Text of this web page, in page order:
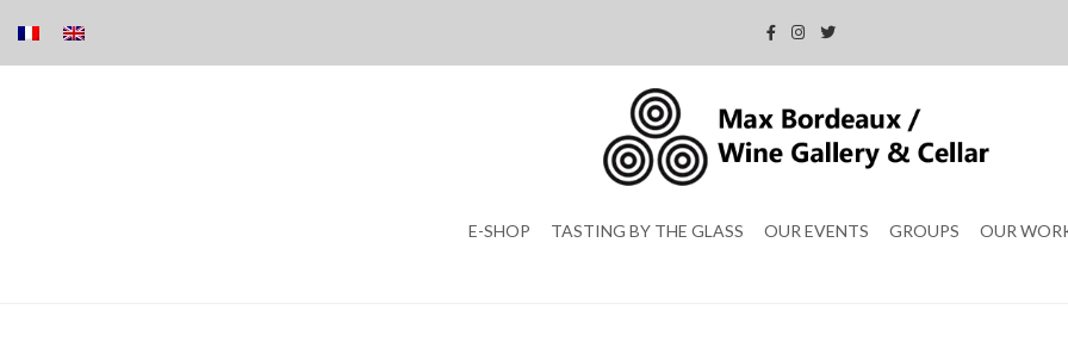
E-SHOP TASTING BY THE GLASS OUR EVENTS GROUPS OUR